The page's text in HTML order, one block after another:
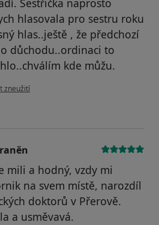
Sestřička naprosto
hlasovala pro sestru roku
hlas..ještě , že předchozí
důchodu..ordinaci to
kde můžu.
uživatele Váš účet byl odstraněn
zneužití
mili a hodný, vzdy mi
na svem místě, narozdíl
doktorů v Přerově.
a usměvavá.